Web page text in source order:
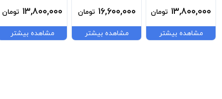
۱۳,۸۰۰,۰۰۰ تومان
مشاهده بیشتر
P726381
۱۶,۶۰۰,۰۰۰ تومان
مشاهده بیشتر
۱۳,۸۰۰,۰۰۰ تومان
مشاهده بیشتر